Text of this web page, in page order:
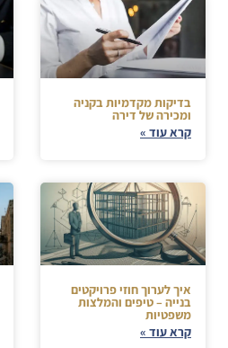
בדיקות מקדמיות בקניה
ומכירה של דירה
קרא עוד »
איך לערוך חוזי פרויקטים
בנייה – טיפים והמלצות
משפטיות
קרא עוד »